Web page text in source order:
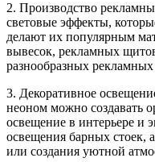
2. Производство
световые эффекты,
делают их популярным
вывесок, рекламных
разнообразных
3. Декоративное
неоном можно создавать
освещение в интерьере и
освещения барных стоек,
или создания уютной